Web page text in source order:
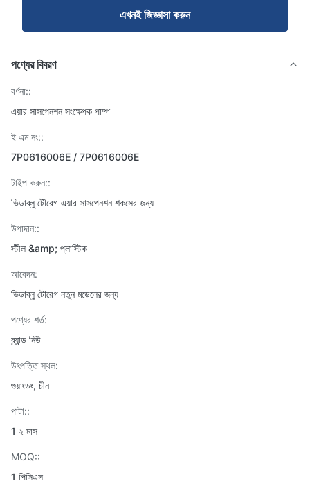
এখনই জিজ্ঞাসা করুন
পণ্যের বিবরণ
বর্ণনা::
এয়ার সাসপেনশন সংক্ষেপক পাম্প
ই এম নং::
7P0616006E / 7P0616006E
টাইপ করুন::
ভিডাব্লু টৌরেগ এয়ার সাসপেনশন শকসের জন্য
উপাদান::
স্টীল &amp; প্লাস্টিক
আবেদন:
ভিডাব্লু টৌরেগ নতুন মডেলের জন্য
পণ্যের শর্ত:
ব্র্যান্ড নিউ
উৎপত্তি স্থল:
গুয়াংডং, চীন
পাটা::
1 ২ মাস
MOQ::
1 পিসিএস